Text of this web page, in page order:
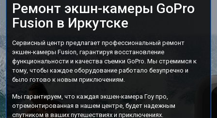
Ремонт экшн-камеры GoPro
Fusion в Иркутске
Сервисный центр предлагает профессиональный ремонт
экшен-камеры Fusion, гарантируя восстановление
функциональности и качества съемки GoPro. Мы стремимся к
тому, чтобы каждое оборудование работало безупречно и
было готово к новым приключениям.
Мы гарантируем, что каждая экшен-камера Гоу про,
отремонтированная в нашем центре, будет надежным
спутником в ваших путешествиях и приключениях.